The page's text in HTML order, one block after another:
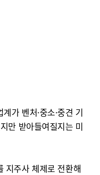
가 벤처·중소·중견 기
만 받아들여질지는 미
지주사 체제로 전환해